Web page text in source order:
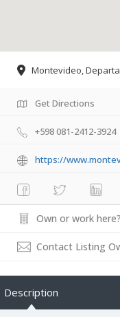
Montevideo,
Get Directions
+598 081-2412-3924
https://
Own or work here?
Contact Listing
Description